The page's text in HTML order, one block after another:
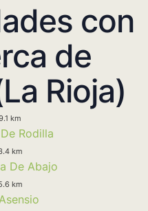
con
de
Rioja)
km
Rodilla
km
De Abajo
km